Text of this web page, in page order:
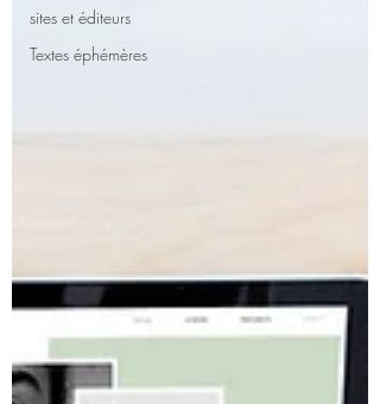
sites et éditeurs
Textes éphémères